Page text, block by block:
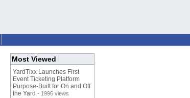
Most Viewed
YardTixx Launches First
Event Ticketing Platform
Purpose-Built for On and Off
the Yard - 1996 views